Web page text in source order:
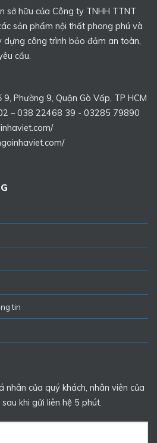
sở hữu của Công ty TNHH TTNT
sản phẩm nội thất phong phú và
dựng công trình bảo đảm an toàn,
cầu.
Phường 9, Quận Gò Vấp, TP HCM
– 038 22468 39 - 03285 79890
tin
nhân của quý khách, nhân viên của
khi gửi liên hệ 5 phút.